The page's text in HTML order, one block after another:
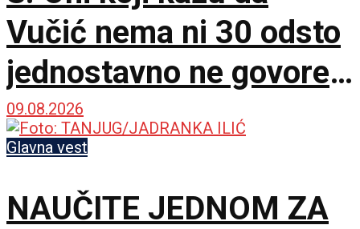
Vučić nema ni 30 odsto
jednostavno ne govore
istinu
09.08.2026
Glavna vest
NAUČITE JEDNOM ZA